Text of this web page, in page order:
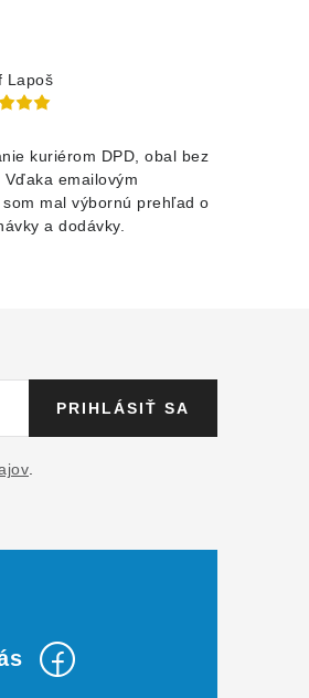
Lapoš
kuriérom DPD, obal bez
Vďaka emailovým
mal výbornú prehľad o
a dodávky.
PRIHLÁSIŤ SA